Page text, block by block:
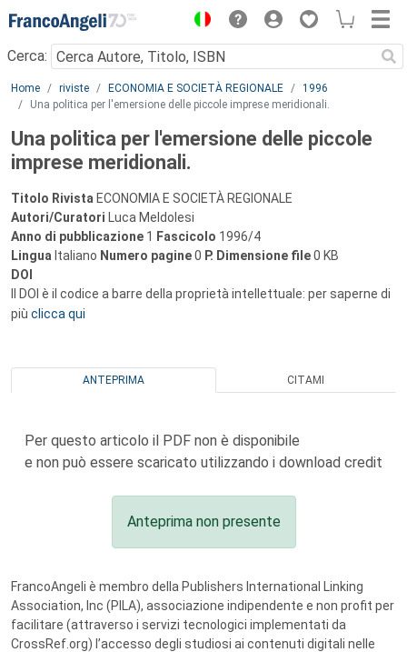
Menu
Cerca:
Main content
Home riviste ECONOMIA E SOCIETÀ REGIONALE
1996
Una politica per l'emersione delle piccole imprese meridionali.
Una politica per l'emersione delle piccole
imprese meridionali.
Titolo Rivista ECONOMIA E SOCIETÀ REGIONALE
Autori/Curatori Luca Meldolesi
Anno di pubblicazione 1 Fascicolo 1996/4
Lingua Italiano Numero pagine0 P. Dimensione file0 KB
DOI
Il DOI è il codice a barre della proprietà intellettuale: per saperne di
più clicca qui
ANTEPRIMA CITAMI
Per questo articolo il PDF non è disponibile
e non può essere scaricato utilizzando i download credit
Anteprima non presente
FrancoAngeli è membro della Publishers International Linking
Association, Inc (PILA), associazione indipendente e non profit per
facilitare (attraverso i servizi tecnologici implementati da
CrossRef.org) l’accesso degli studiosi ai contenuti digitali nelle